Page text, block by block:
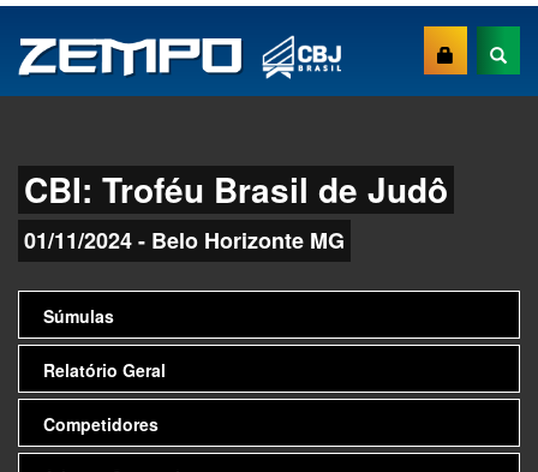
CBI: Troféu Brasil de Judô
01/11/2024 - Belo Horizonte MG
Súmulas
Relatório Geral
Competidores